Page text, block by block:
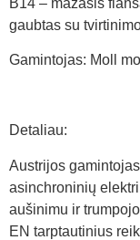
B14 – mažasis
gaubtas su
Gamintojas: Moll
Detaliau:
Austrijos
asinchroninių
aušinimu ir
EN tarptautinius